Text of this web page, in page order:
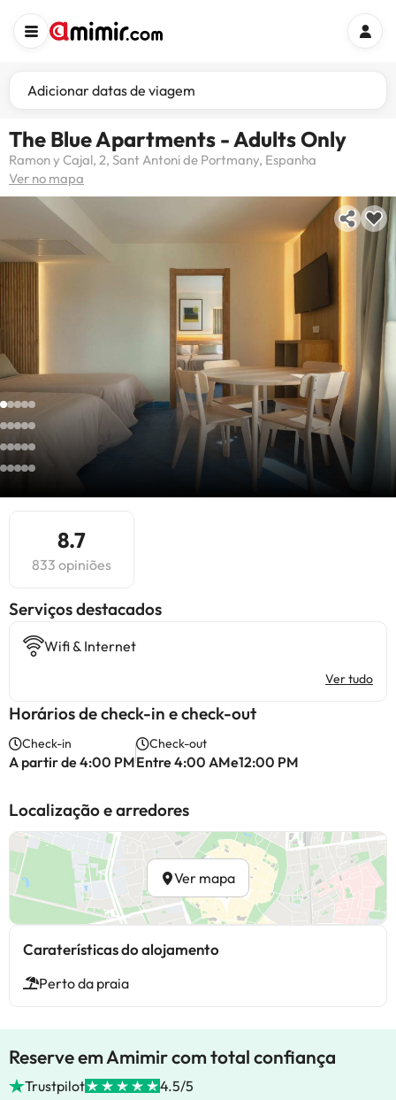
Adicionar datas de viagem
The Blue Apartments - Adults Only
Ramon y Cajal, 2, Sant Antoni de Portmany, Espanha
Ver no mapa
8.7
833 opiniões
Serviços destacados
Wifi & Internet
Ver tudo
Horários de check-in e check-out
Check-in
A partir de 4:00 PM
Check-out
Entre 4:00 AMe12:00 PM
Localização e arredores
Ver mapa
Caraterísticas do alojamento
Perto da praia
Reserve em Amimir com total confiança
Trustpilot 4.5/5